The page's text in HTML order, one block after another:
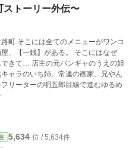
ストーリー外伝〜
町 そこには全てのメニューがワンコ
、【一銭】がある。 そこにはなぜ
ギャのうえの姐
ャラのいち姉、常連の画家、兄やん
リーターの明五郎目線で進むゆるめ
5,634 位 / 5,634件